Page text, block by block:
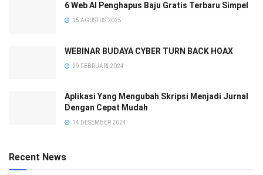
6 Web AI Penghapus Baju Gratis Terbaru Simpel
15 AGUSTUS 2025
WEBINAR BUDAYA CYBER TURN BACK HOAX
29 FEBRUARI 2024
Aplikasi Yang Mengubah Skripsi Menjadi Jurnal
Dengan Cepat Mudah
14 DESEMBER 2024
Recent News